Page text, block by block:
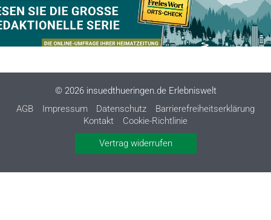
© 2026 insuedthueringen.de Erlebniswelt
AGB
Impressum Datenschutz
Barrierefreiheitserklärung
Kontakt
Cookie-Richtlinie
Vertrag widerrufen